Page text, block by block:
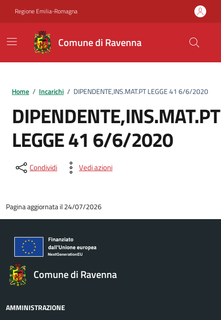
Regione Emilia-Romagna
Comune di Ravenna
Home / Incarichi / DIPENDENTE,INS.MAT.PT LEGGE 41 6/6/2020
DIPENDENTE,INS.MAT.PT
LEGGE 41 6/6/2020
Condividi Vedi azioni
Pagina aggiornata il 24/07/2026
Comune di Ravenna
AMMINISTRAZIONE